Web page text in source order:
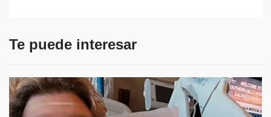
Te puede interesar